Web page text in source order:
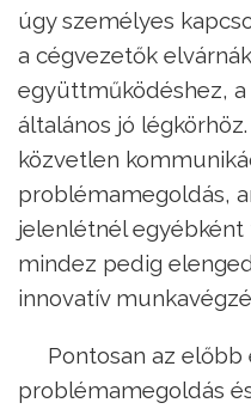
úgy személyes
a cégvezetők
együttműködéshez,
általános jó
közvetlen
problémamegoldás,
jelenlétnél
mindez pedig
innovatív
Pontosan az
problémamegoldás